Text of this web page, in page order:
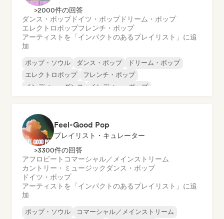
>2000件の回答
ダンス・ポップドイツ・ポップドリーム・ポップ
エレクトロポップフレンチ・ポップ
アーティストを「インパクトのあるプレイリスト」に追
加
ポップ・ソウル ダンス・ポップ
ドリーム・ポップ
エレクトロポップ
フレンチ・ポップ
インディー・ダンス
インディー・ポップ
Feel-Good Pop
プレイリスト・キュレーター
>3300件の回答
アフロビート コマーシャル／メインストリーム
カントリー・ミュージック ダンス・ポップ
ドイツ・ポップ
アーティストを「インパクトのあるプレイリスト」に追
加
ポップ・ソウル
コマーシャル／メインストリーム